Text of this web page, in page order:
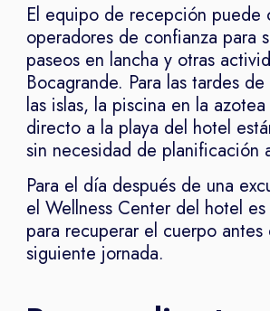
El equipo de recepción puede
operadores de confianza para
paseos en lancha y otras
Bocagrande. Para las tardes
las islas, la piscina en la
directo a la playa del hotel
sin necesidad de planificación
Para el día después de una
el Wellness Center del hotel
para recuperar el cuerpo antes
siguiente jornada.